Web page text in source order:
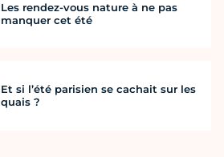
Les rendez-vous nature à ne pas
manquer cet été
Et si l’été parisien se cachait sur les
quais ?